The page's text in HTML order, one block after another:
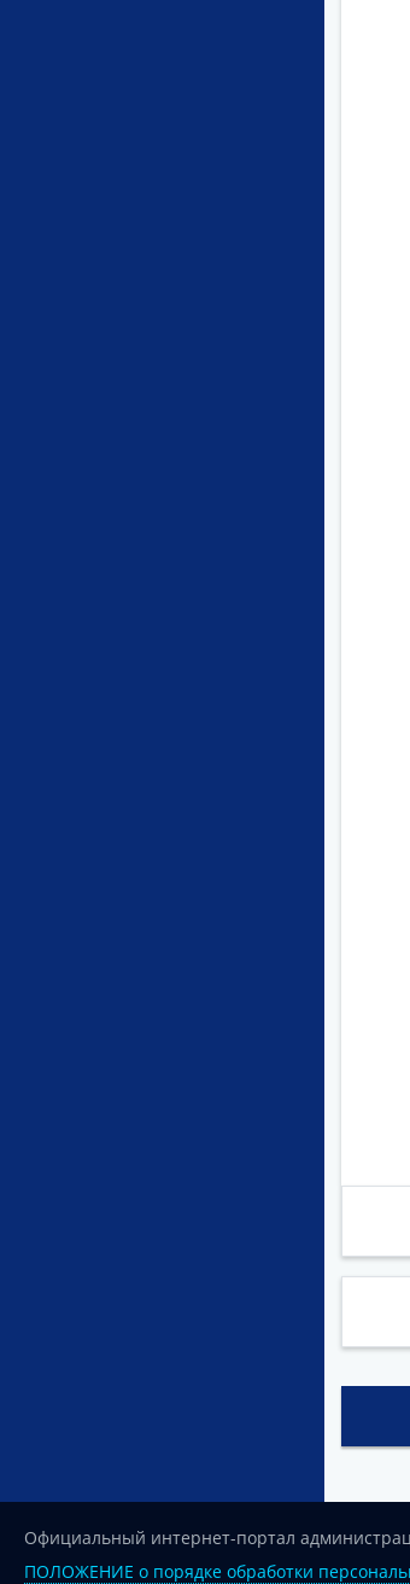
Официальный интернет-портал
ПОЛОЖЕНИЕ о порядке обработки